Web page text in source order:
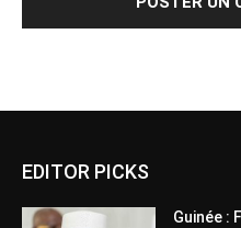
EDITOR PICKS
Guinée :